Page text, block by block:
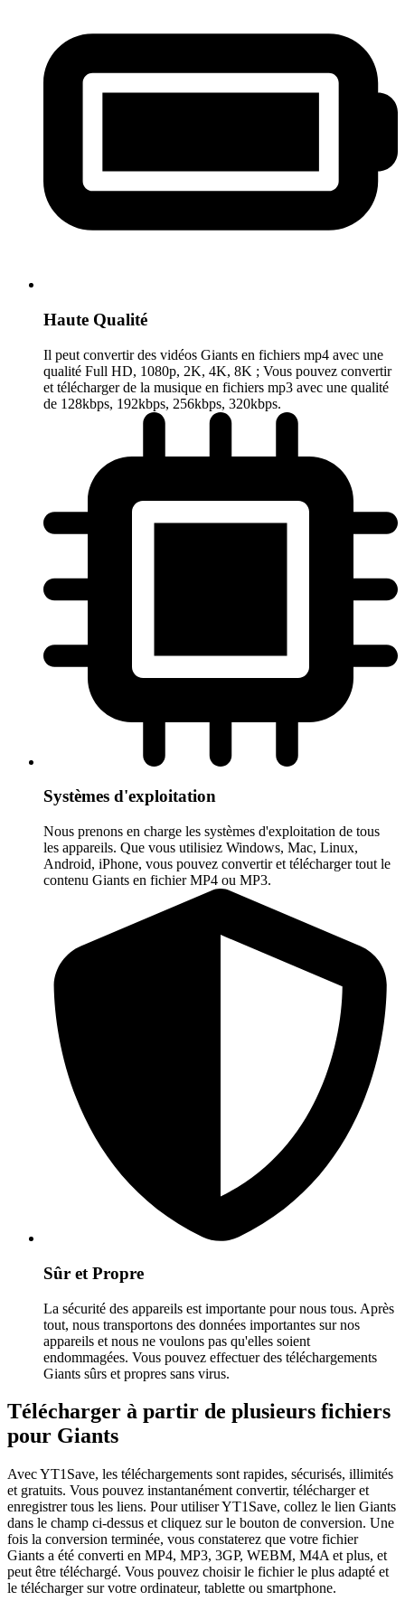
Haute Qualité
Il peut convertir des vidéos Giants en fichiers mp4 avec une
qualité Full HD, 1080p, 2K, 4K, 8K ; Vous pouvez convertir
et télécharger de la musique en fichiers mp3 avec une qualité
de 128kbps, 192kbps, 256kbps, 320kbps.
Systèmes d'exploitation
Nous prenons en charge les systèmes d'exploitation de tous
les appareils. Que vous utilisiez Windows, Mac, Linux,
Android, iPhone, vous pouvez convertir et télécharger tout le
contenu Giants en fichier MP4 ou MP3.
Sûr et Propre
La sécurité des appareils est importante pour nous tous. Après
tout, nous transportons des données importantes sur nos
appareils et nous ne voulons pas qu'elles soient
endommagées. Vous pouvez effectuer des téléchargements
Giants sûrs et propres sans virus.
Télécharger à partir de plusieurs fichiers
pour Giants
Avec YT1Save, les téléchargements sont rapides, sécurisés, illimités
et gratuits. Vous pouvez instantanément convertir, télécharger et
enregistrer tous les liens. Pour utiliser YT1Save, collez le lien Giants
dans le champ ci-dessus et cliquez sur le bouton de conversion. Une
fois la conversion terminée, vous constaterez que votre fichier
Giants a été converti en MP4, MP3, 3GP, WEBM, M4A et plus, et
peut être téléchargé. Vous pouvez choisir le fichier le plus adapté et
le télécharger sur votre ordinateur, tablette ou smartphone.